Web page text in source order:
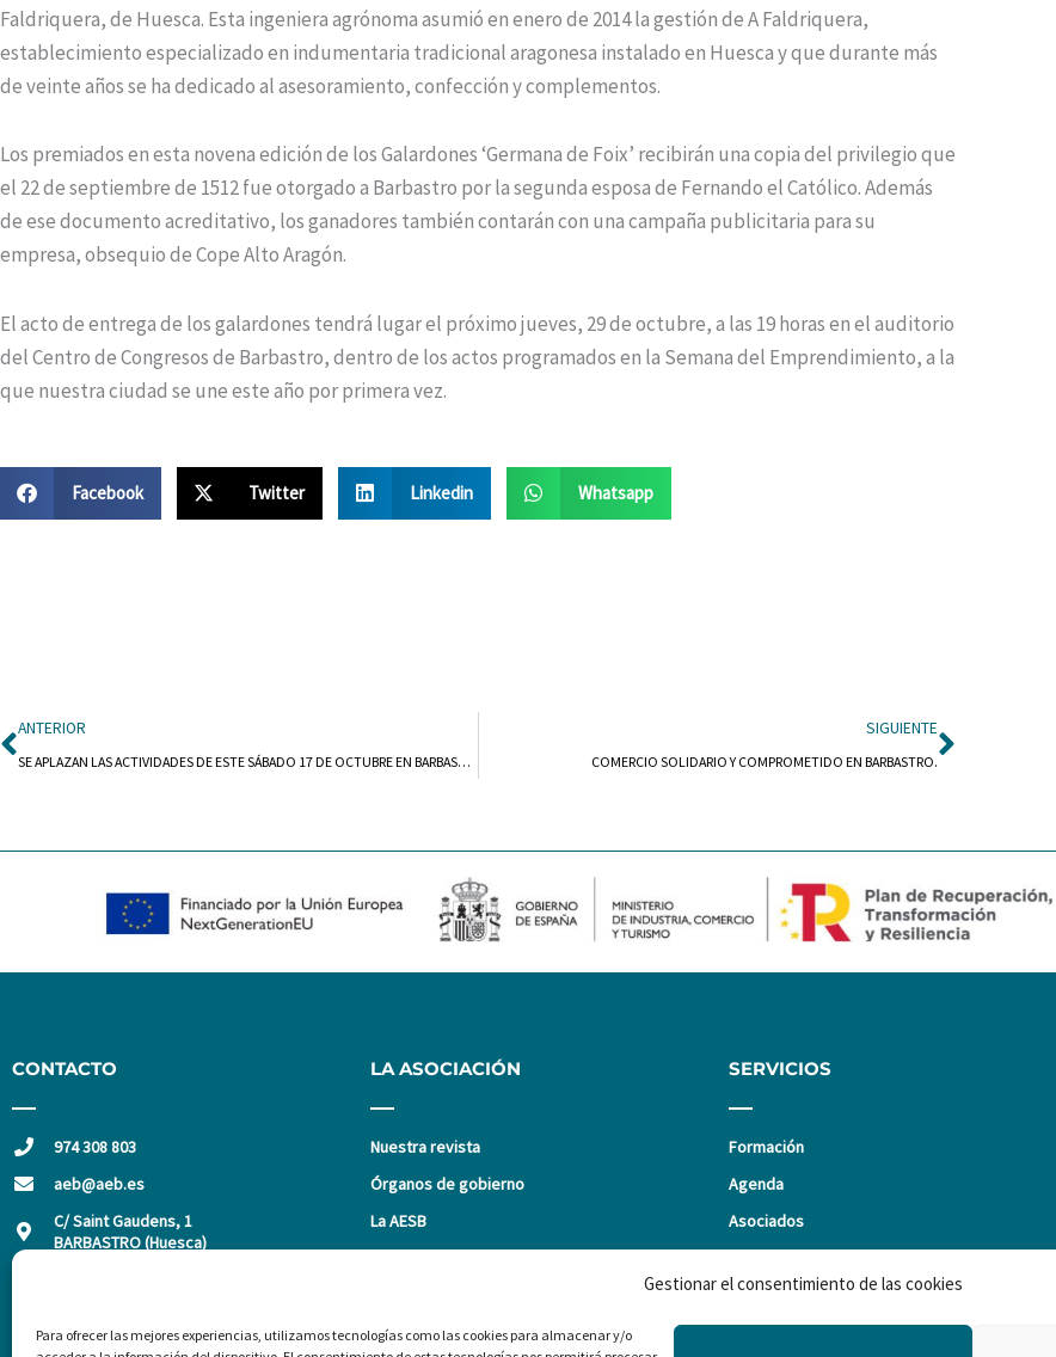
Gestionar el consentimiento de las cookies
Para ofrecer las mejores experiencias, utilizamos tecnologías como las cookies para almacenar y/o
Faldriquera, de Huesca. Esta ingeniera agrónoma asumió en enero de 2014 la gestión de A Faldriquera,
establecimiento especializado en indumentaria tradicional aragonesa instalado en Huesca y que durante más
de veinte años se ha dedicado al asesoramiento, confección y complementos.
Los premiados en esta novena edición de los Galardones ‘Germana de Foix’ recibirán una copia del privilegio que
el 22 de septiembre de 1512 fue otorgado a Barbastro por la segunda esposa de Fernando el Católico. Además
de ese documento acreditativo, los ganadores también contarán con una campaña publicitaria para su
empresa, obsequio de Cope Alto Aragón.
El acto de entrega de los galardones tendrá lugar el próximo jueves, 29 de octubre, a las 19 horas en el auditorio
del Centro de Congresos de Barbastro, dentro de los actos programados en la Semana del Emprendimiento, a la
que nuestra ciudad se une este año por primera vez.
Facebook Twitter Linkedin Whatsapp
Ant
ANTERIOR
SE APLAZAN LAS ACTIVIDADES DE ESTE SÁBADO 17 DE OCTUBRE EN BARBASTRO.
SIGUIENTE
COMERCIO SOLIDARIO Y COMPROMETIDO EN BARBASTRO.
Siguiente
CONTACTO
974 308 803
aeb@aeb.es
C/ Saint Gaudens, 1
BARBASTRO (Huesca)
LA ASOCIACIÓN
Nuestra revista
Órganos de gobierno
La AESB
SERVICIOS
Formación
Agenda
Asociados